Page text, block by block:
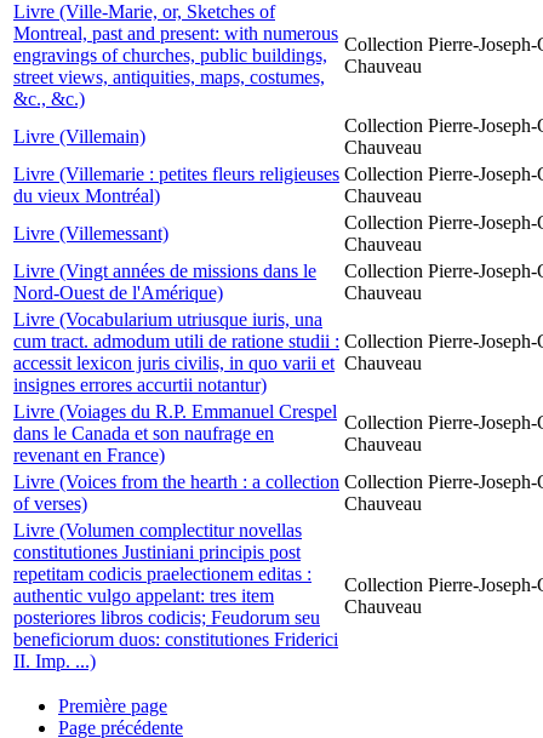
Livre (Ville-Marie, or, Sketches of
Montreal, past and present: with numerous
engravings of churches, public buildings,
street views, antiquities, maps, costumes,
&c., &c.)
Collection Pierre-
Chauveau
Livre (Villemain)
Collection Pierre-
Chauveau
Livre (Villemarie : petites fleurs religieuses
du vieux Montréal)
Collection Pierre-
Chauveau
Livre (Villemessant)
Collection Pierre-
Chauveau
Livre (Vingt années de missions dans le
Nord-Ouest de l'Amérique)
Collection Pierre-
Chauveau
Livre (Vocabularium utriusque iuris, una
cum tract. admodum utili de ratione studii :
accessit lexicon juris civilis, in quo varii et
insignes errores accurtii notantur)
Collection Pierre-
Chauveau
Livre (Voiages du R.P. Emmanuel Crespel
dans le Canada et son naufrage en
revenant en France)
Collection Pierre-
Chauveau
Livre (Voices from the hearth : a collection
of verses)
Collection Pierre-
Chauveau
Livre (Volumen complectitur novellas
constitutiones Justiniani principis post
repetitam codicis praelectionem editas :
authentic vulgo appelant: tres item
posteriores libros codicis; Feudorum seu
beneficiorum duos: constitutiones Friderici
II. Imp. ...)
Collection Pierre-
Chauveau
Première page
Page précédente